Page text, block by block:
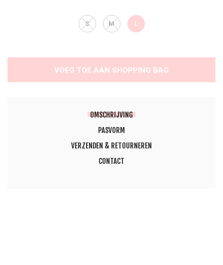
OMSCHRIJVING
PASVORM
VERZENDEN & RETOURNEREN
CONTACT
S M L
VOEG TOE AAN SHOPPING BAG